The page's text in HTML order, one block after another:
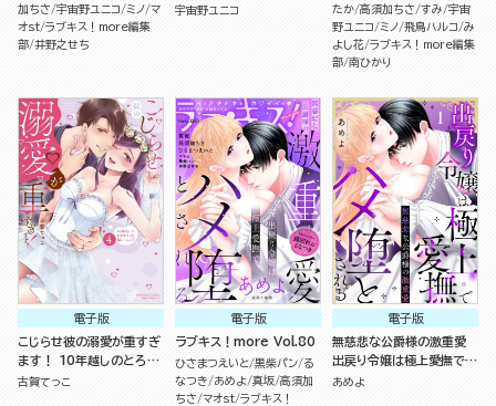
加ちさ 宇宙野ユニコ ミノ マ
オst ラブキス！more編集
部 井野之せち
かけ姫をとろぱちゅ交尾で
宇宙野ユニコ
たか 高須加ちさ すみ 宇宙
野ユニコ ミノ 飛鳥ハルコ み
よし花 ラブキス！more編集
部 南ひかり
電子版
こじらせ彼の溺愛が重すぎ
ます！ 10年越しのとろ甘
えっち試してみる？ （4）
古賀てっこ
電子版
ラブキス！more Vol.80
ひさまつえいと 黒柴パン る
なつき
あめよ 真坂 高須加
ちさ マオst ラブキス！
電子版
無慈悲な公爵様の激重愛
出戻り令嬢は極上愛撫でハ
メ堕とされる（分冊版）
あめよ